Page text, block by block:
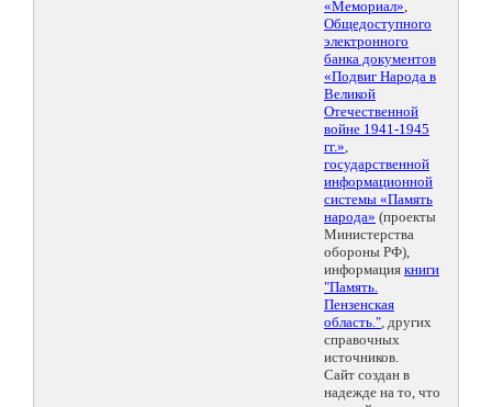
«Мемориал»,
Общедоступного
электронного
банка документов
«Подвиг Народа в
Великой
Отечественной
войне 1941-1945
гг.»,
государственной
информационной
системы «Память
народа» (проекты
Министерства
обороны РФ),
информация книги
"Память.
Пензенская
область.", других
справочных
источников.
Сайт создан в
надежде на то, что